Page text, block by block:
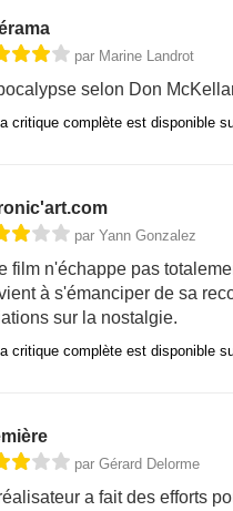
par Marine Landrot
selon Don
critique complète est disponible
par Yann Gonzalez
film n'échappe pas
à s'émanciper de sa
sur la nostalgie.
critique complète est disponible
par Gérard Delorme
a fait des efforts